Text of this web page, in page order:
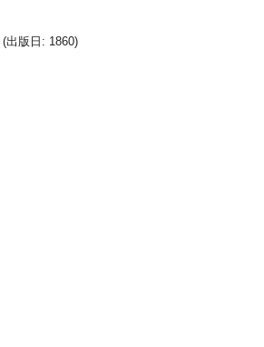
(出版日: 1860)